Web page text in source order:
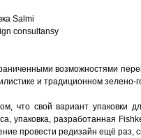
consultansy
возможностями
и традиционном зелено-
что свой вариант упаковки
упаковка, разработанная
провести редизайн ещё раз,